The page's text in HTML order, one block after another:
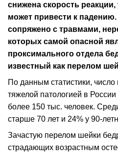
снижена скорость
может привести к
сопряжено с травмами,
которых самой опасной
проксимального отдела
известный как перелом
По данным статистики,
тяжелой патологией в
более 150 тыс. человек.
старше 70 лет и 24% у 90-
Зачастую перелом шейки
страдающих возрастным